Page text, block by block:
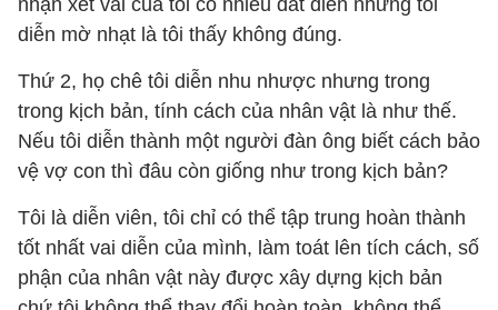
nhận xét vai của tôi có nhiều đất diễn nhưng tôi
diễn mờ nhạt là tôi thấy không đúng.
Thứ 2, họ chê tôi diễn nhu nhược nhưng trong
trong kịch bản, tính cách của nhân vật là như thế.
Nếu tôi diễn thành một người đàn ông biết cách bảo
vệ vợ con thì đâu còn giống như trong kịch bản?
Tôi là diễn viên, tôi chỉ có thể tập trung hoàn thành
tốt nhất vai diễn của mình, làm toát lên tích cách, số
phận của nhân vật này được xây dựng kịch bản